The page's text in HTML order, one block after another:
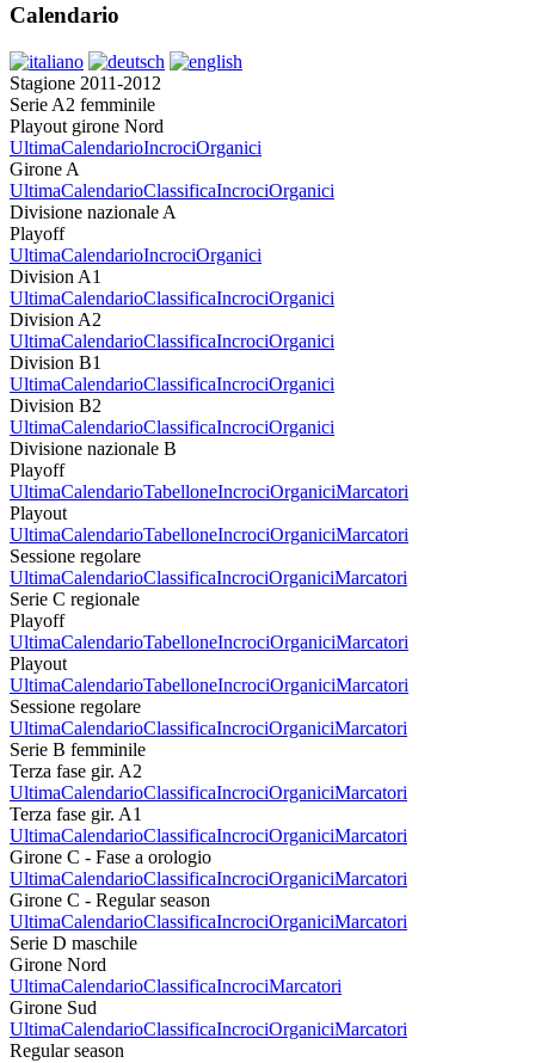
Calendario
Stagione 2011-2012
Serie A2 femminile
Playout girone Nord
UltimaCalendarioIncrociOrganici
Girone A
UltimaCalendarioClassificaIncrociOrganici
Divisione nazionale A
Playoff
UltimaCalendarioIncrociOrganici
Division A1
UltimaCalendarioClassificaIncrociOrganici
Division A2
UltimaCalendarioClassificaIncrociOrganici
Division B1
UltimaCalendarioClassificaIncrociOrganici
Division B2
UltimaCalendarioClassificaIncrociOrganici
Divisione nazionale B
Playoff
UltimaCalendarioTabelloneIncrociOrganiciMarcatori
Playout
UltimaCalendarioTabelloneIncrociOrganiciMarcatori
Sessione regolare
UltimaCalendarioClassificaIncrociOrganiciMarcatori
Serie C regionale
Playoff
UltimaCalendarioTabelloneIncrociOrganiciMarcatori
Playout
UltimaCalendarioTabelloneIncrociOrganiciMarcatori
Sessione regolare
UltimaCalendarioClassificaIncrociOrganiciMarcatori
Serie B femminile
Terza fase gir. A2
UltimaCalendarioClassificaIncrociOrganiciMarcatori
Terza fase gir. A1
UltimaCalendarioClassificaIncrociOrganiciMarcatori
Girone C - Fase a orologio
UltimaCalendarioClassificaIncrociOrganiciMarcatori
Girone C - Regular season
UltimaCalendarioClassificaIncrociOrganiciMarcatori
Serie D maschile
Girone Nord
UltimaCalendarioClassificaIncrociMarcatori
Girone Sud
UltimaCalendarioClassificaIncrociOrganiciMarcatori
Regular season